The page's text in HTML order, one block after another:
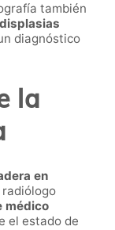
también
diagnóstico
la
en
radiólogo
médico
el estado de